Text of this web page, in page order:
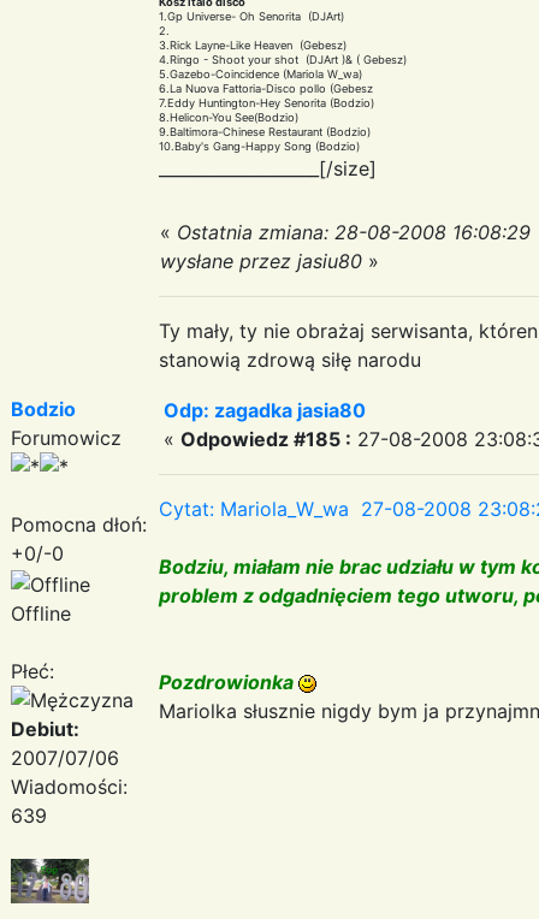
1.Gp Universe- Oh Senorita (DJArt)
2.
3.Rick Layne-Like Heaven (Gebesz)
4.Ringo - Shoot your shot (DJArt )& ( Gebesz)
5.Gazebo-Coincidence (Mariola W_wa)
6.La Nuova Fattoria-Disco pollo (Gebesz
7.Eddy Huntington-Hey Senorita (Bodzio)
8.Helicon-You See(Bodzio)
9.Baltimora-Chinese Restaurant (Bodzio)
10.Baby's Gang-Happy Song (Bodzio)
___________________[/size]
« Ostatnia zmiana: 28-08-2008 16:08:29
wysłane przez jasiu80 »
Ty mały, ty nie obrażaj serwisanta,
stanowią zdrową siłę narodu
Bodzio
Forumowicz
Pomocna dłoń:
+0/-0
Offline
Płeć:
Debiut:
2007/07/06
Wiadomości:
639
Odp: zagadka jasia80
« Odpowiedz #185 : 27-08-2008
Cytat: Mariola_W_wa 27-08-2008
Bodziu, miałam nie brac udziału w tym
problem z odgadnięciem tego utworu,
Pozdrowionka
Mariolka słusznie nigdy bym ja